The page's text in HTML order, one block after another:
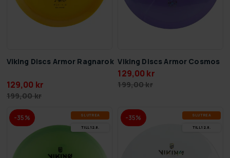
Viking Discs Armor Ragnarok
129,00 kr
199,00 kr
Viking Discs Armor Cosmos
129,00 kr
199,00 kr
-35% SLUT­REA
TILL 12.8.
-35% SLUT­REA
TILL 12.8.